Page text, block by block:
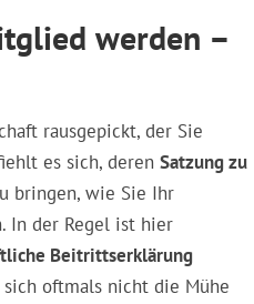
werden –
rausgepickt, der Sie
es sich, deren Satzung zu
bringen, wie Sie Ihr
In der Regel ist hier
Beitrittserklärung
sich oftmals nicht die Mühe